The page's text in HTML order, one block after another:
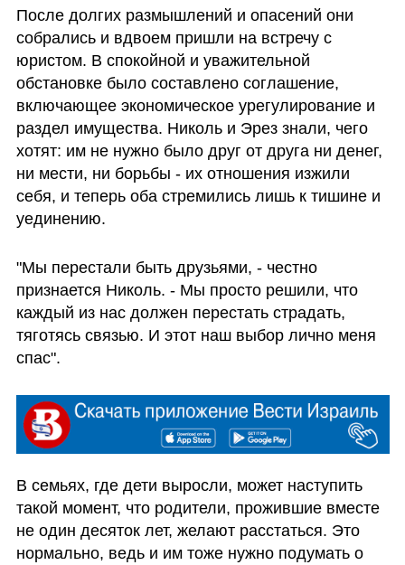
После долгих размышлений и опасений они
собрались и вдвоем пришли на встречу с
юристом. В спокойной и уважительной
обстановке было составлено соглашение,
включающее экономическое урегулирование и
раздел имущества. Николь и Эрез знали, чего
хотят: им не нужно было друг от друга ни денег,
ни мести, ни борьбы - их отношения изжили
себя, и теперь оба стремились лишь к тишине и
уединению.
"Мы перестали быть друзьями, - честно
признается Николь. - Мы просто решили, что
каждый из нас должен перестать страдать,
тяготясь связью. И этот наш выбор лично меня
спас".
В семьях, где дети выросли, может наступить
такой момент, что родители, прожившие вместе
не один десяток лет, желают расстаться. Это
нормально, ведь и им тоже нужно подумать о